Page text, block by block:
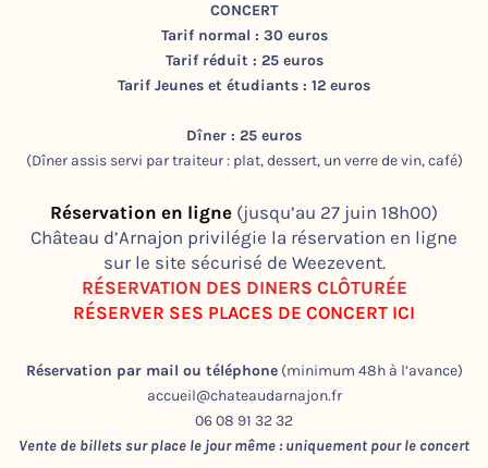
CONCERT
Tarif normal : 30 euros
Tarif réduit : 25 euros
Tarif Jeunes et étudiants : 12 euros
Dîner : 25 euros
(Dîner assis servi par traiteur : plat, dessert, un verre de vin, café)
Réservation en ligne (jusqu’au 27 juin 18h00)
Château d’Arnajon privilégie la réservation en ligne
sur le site sécurisé de Weezevent.
RÉSERVATION DES DINERS CLÔTURÉE
RÉSERVER SES PLACES DE CONCERT ICI
Réservation par mail ou téléphone(minimum 48h à l’avance)
accueil@chateaudarnajon.fr
06 08 91 32 32
Vente de billets sur place le jour même : uniquement pour le concert